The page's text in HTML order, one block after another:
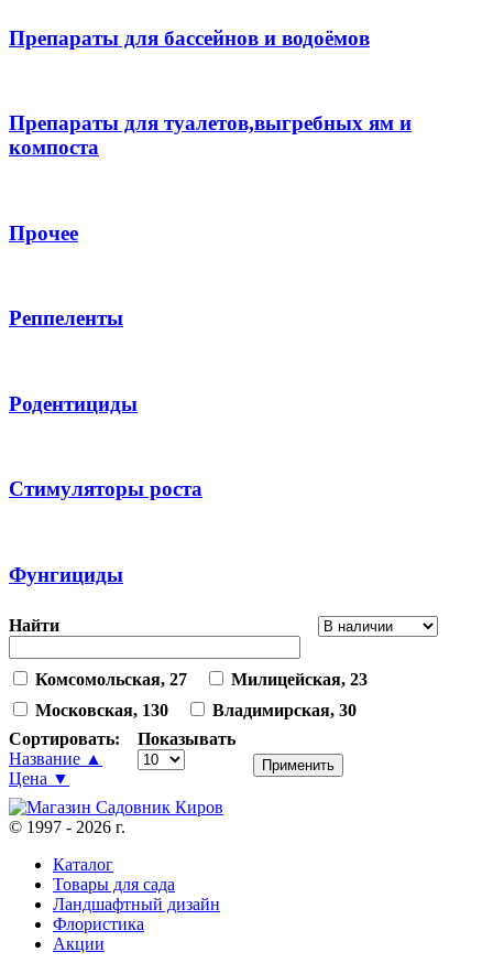
Препараты для бассейнов и водоёмов
Препараты для туалетов,выгребных ям и
компоста
Прочее
Реппеленты
Родентициды
Стимуляторы роста
Фунгициды
Найти
Комсомольская, 27
Милицейская, 23
Московская, 130
Владимирская, 30
Сортировать:
Название ▲
Цена ▼
Показывать
© 1997 - 2026 г.
Каталог
Товары для сада
Ландшафтный дизайн
Флористика
Акции